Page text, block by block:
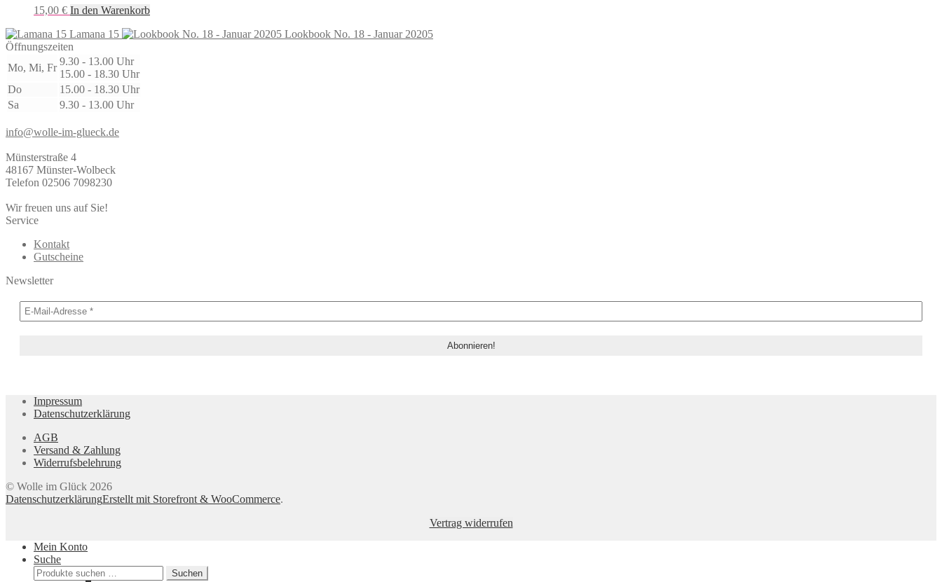
15,00 € In den Warenkorb
Lamana 15
Lookbook No. 18 - Januar 20205
Öffnungszeiten
Mo, Mi, Fr
9.30 - 13.00 Uhr
15.00 - 18.30 Uhr
Do
15.00 - 18.30 Uhr
Sa
9.30 - 13.00 Uhr
info@wolle-im-glueck.de
Münsterstraße 4
48167 Münster-Wolbeck
Telefon 02506 7098230
Wir freuen uns auf Sie!
Service
Kontakt
Gutscheine
Newsletter
Impressum
Datenschutzerklärung
AGB
Versand & Zahlung
Widerrufsbelehrung
© Wolle im Glück 2026
DatenschutzerklärungErstellt mit Storefront & WooCommerce.
Vertrag widerrufen
Mein Konto
Suche
Suchen
Suchen